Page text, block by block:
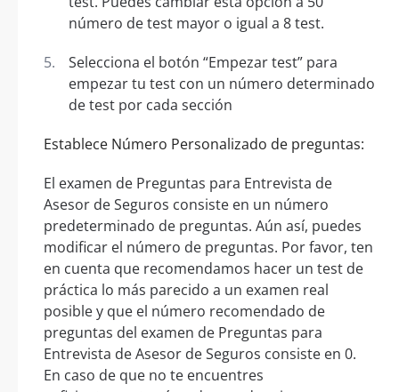
número de test mayor o igual a 8 test.
Selecciona el botón “Empezar test” para
empezar tu test con un número determinado
de test por cada sección
Establece Número Personalizado de preguntas:
El examen de Preguntas para Entrevista de
Asesor de Seguros consiste en un número
predeterminado de preguntas. Aún así, puedes
modificar el número de preguntas. Por favor, ten
en cuenta que recomendamos hacer un test de
práctica lo más parecido a un examen real
posible y que el número recomendado de
preguntas del examen de Preguntas para
Entrevista de Asesor de Seguros consiste en 0.
En caso de que no te encuentres